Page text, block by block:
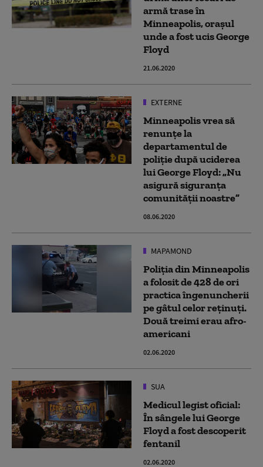
armă trase în
Minneapolis, orașul
unde a fost ucis George
Floyd
21.06.2020
EXTERNE
Minneapolis vrea să
renunțe la
departamentul de
poliție după uciderea
lui George Floyd: „Nu
asigură siguranța
comunității noastre”
08.06.2020
MAPAMOND
Poliția din Minneapolis
a folosit de 428 de ori
practica îngenuncherii
pe gâtul celor reținuți.
Două treimi erau afro-
americani
02.06.2020
SUA
Medicul legist oficial:
În sângele lui George
Floyd a fost descoperit
fentanil
02.06.2020